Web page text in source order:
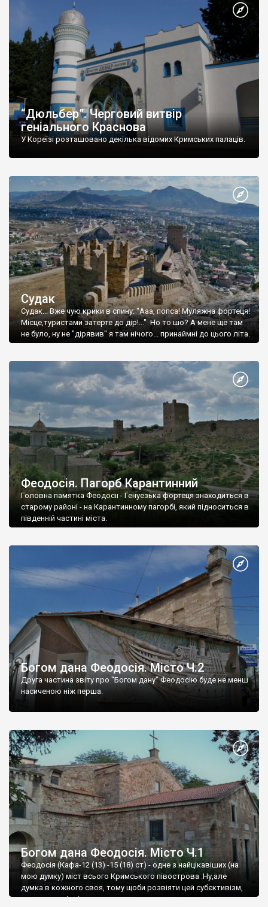
“Дюльбер”. Черговий витвір
геніального Краснова
У Кореїзі розташовано декілька відомих Кримських палаців.
Судак
Судак... Вже чую крики в спину: "Ааа, попса! Муляжна фортеця!
Місце,туристами затерте до дір!..." Но то шо? А мене ще там
не було, ну не "дірявив" я там нічого... принаймні до цього літа.
Феодосія. Пагорб Карантинний
Головна памятка Феодосії - Генуезька фортеця знаходиться в
старому районі - на Карантинному пагорбі, який підноситься в
південній частині міста.
Богом дана Феодосія. Місто Ч.2
Друга частина звіту про "Богом дану" Феодосію буде не менш
насиченою ніж перша.
Богом дана Феодосія. Місто Ч.1
Феодосія (Кафа-12 (13) -15 (18) ст) - одне з найцікавіших (на
мою думку) міст всього Кримського півострова .Ну,але
думка в кожного своя, тому щоби розвіяти цей субєктивізм,
запрошую відвідати це